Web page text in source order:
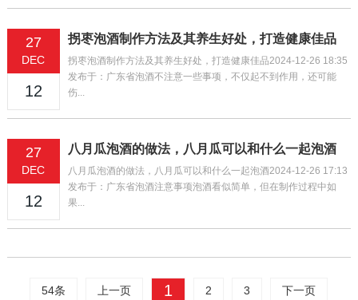
27
DEC
12
拐枣泡酒制作方法及其养生好处，打造健康佳品
拐枣泡酒制作方法及其养生好处，打造健康佳品2024-12-26 18:35
发布于：广东省泡酒不注意一些事项，不仅起不到作用，还可能
伤...
27
DEC
12
八月瓜泡酒的做法，八月瓜可以和什么一起泡酒
八月瓜泡酒的做法，八月瓜可以和什么一起泡酒2024-12-26 17:13
发布于：广东省泡酒注意事项泡酒看似简单，但在制作过程中如
果...
54条 上一页 1 2 3 下一页